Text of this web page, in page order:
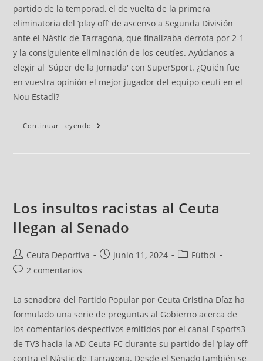
partido de la temporad, el de vuelta de la primera
eliminatoria del ‘play off’ de ascenso a Segunda División
ante el Nàstic de Tarragona, que finalizaba derrota por 2-1
y la consiguiente eliminación de los ceutíes. Ayúdanos a
elegir al 'Súper de la Jornada' con SuperSport. ¿Quién fue
en vuestra opinión el mejor jugador del equipo ceutí en el
Nou Estadi?
Continuar Leyendo
Los insultos racistas al Ceuta
llegan al Senado
Ceuta Deportiva junio 11, 2024
Fútbol
2 comentarios
La senadora del Partido Popular por Ceuta Cristina Díaz ha
formulado una serie de preguntas al Gobierno acerca de
los comentarios despectivos emitidos por el canal Esports3
de TV3 hacia la AD Ceuta FC durante su partido del ‘play off’
contra el Nàstic de Tarragona. Desde el Senado también se